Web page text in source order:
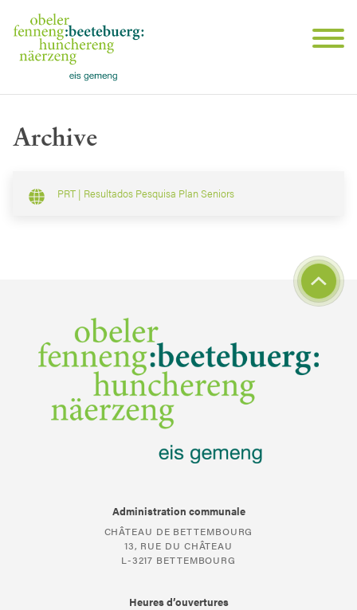
Archive
PRT | Resultados Pesquisa Plan Seniors
Administration communale
CHÂTEAU DE BETTEMBOURG
13, RUE DU CHÂTEAU
L-3217 BETTEMBOURG
Heures d’ouvertures